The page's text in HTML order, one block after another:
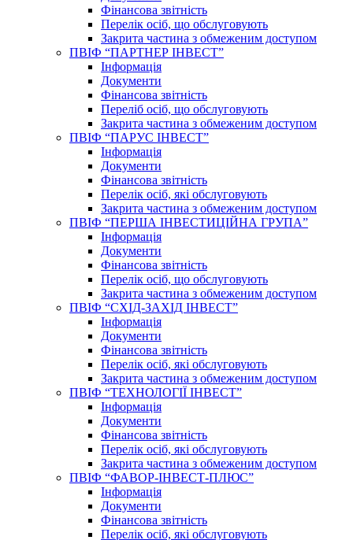
Фінансова звітність
Перелік осіб, що обслуговують
Закрита частина з обмеженим доступом
ПВІФ “ПАРТНЕР ІНВЕСТ”
Інформація
Документи
Фінансова звітність
Переліб осіб, що обслуговують
Закрита частина з обмеженим доступом
ПВІФ “ПАРУС ІНВЕСТ”
Інформація
Документи
Фінансова звітність
Перелік осіб, які обслуговують
Закрита частина з обмеженим доступом
ПВІФ “ПЕРША ІНВЕСТИЦІЙНА ГРУПА”
Інформація
Документи
Фінансова звітність
Перелік осіб, що обслуговують
Закрита частина з обмеженим доступом
ПВІФ “СХІД-ЗАХІД ІНВЕСТ”
Інформація
Документи
Фінансова звітність
Перелік осіб, які обслуговують
Закрита частина з обмеженим доступом
ПВІФ “ТЕХНОЛОГІЇ ІНВЕСТ”
Інформація
Документи
Фінансова звітність
Перелік осіб, які обслуговують
Закрита частина з обмеженим доступом
ПВІФ “ФАВОР-ІНВЕСТ-ПЛЮС”
Інформація
Документи
Фінансова звітність
Перелік осіб, які обслуговують